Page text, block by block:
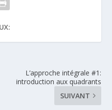
L’approche intégrale #1:
introduction aux quadrants
SUIVANT